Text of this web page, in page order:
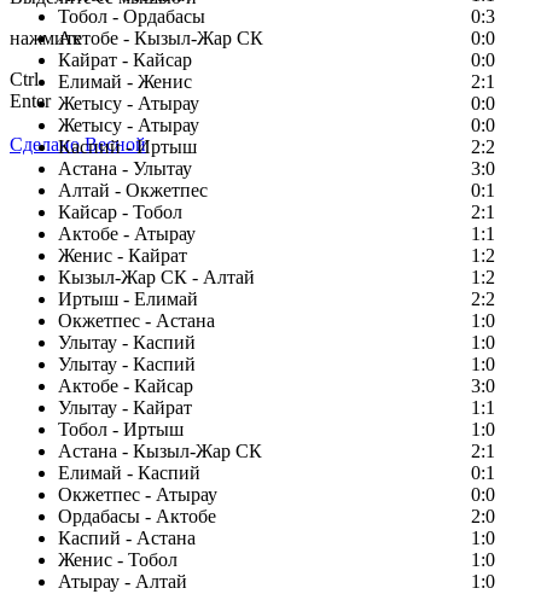
Тобол - Ордабасы
0:3
Актобе - Кызыл-Жар СК
0:0
Кайрат - Кайсар
0:0
Елимай - Женис
2:1
Жетысу - Атырау
0:0
Жетысу - Атырау
0:0
Каспий - Иртыш
2:2
Астана - Улытау
3:0
Алтай - Окжетпес
0:1
Кайсар - Тобол
2:1
Актобе - Атырау
1:1
Женис - Кайрат
1:2
Кызыл-Жар СК - Алтай
1:2
Иртыш - Елимай
2:2
Окжетпес - Астана
1:0
Улытау - Каспий
1:0
Улытау - Каспий
1:0
Актобе - Кайсар
3:0
Улытау - Кайрат
1:1
Тобол - Иртыш
1:0
Астана - Кызыл-Жар СК
2:1
Елимай - Каспий
0:1
Окжетпес - Атырау
0:0
Ордабасы - Актобе
2:0
Каспий - Астана
1:0
Женис - Тобол
1:0
Атырау - Алтай
1:0
нажмите
Ctrl
Enter
Сделано Весной